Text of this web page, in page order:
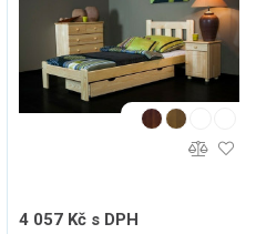
4 057 Kč s DPH